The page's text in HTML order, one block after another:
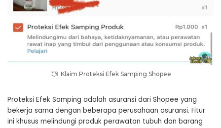
Klaim Proteksi Efek Samping Shopee
Proteksi Efek Samping adalah asuransi dari Shopee yang
bekerja sama dengan beberapa perusahaan asuransi. Fitur
ini khusus melindungi produk perawatan tubuh dan barang